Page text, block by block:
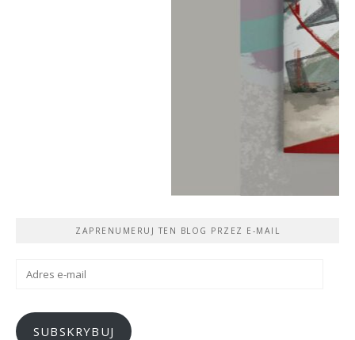
ZAPRENUMERUJ TEN BLOG PRZEZ E-MAIL
Adres
SUBSKRYBUJ